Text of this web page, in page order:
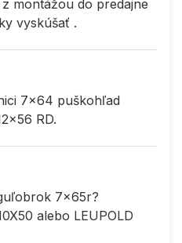
montážou do predajne
vyskúšať .
7x64 puškohľad
RD.
7x65r?
alebo LEUPOLD